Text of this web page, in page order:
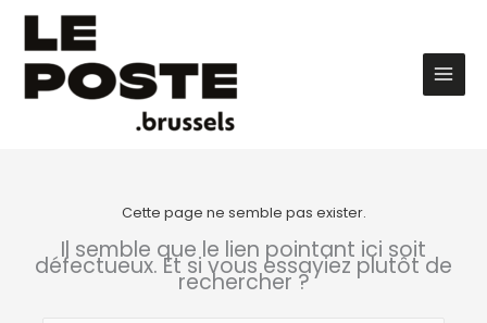
contenu
Main
Cette page ne semble pas exister.
Il semble que le lien pointant ici soit
défectueux. Et si vous essayiez plutôt de
rechercher ?